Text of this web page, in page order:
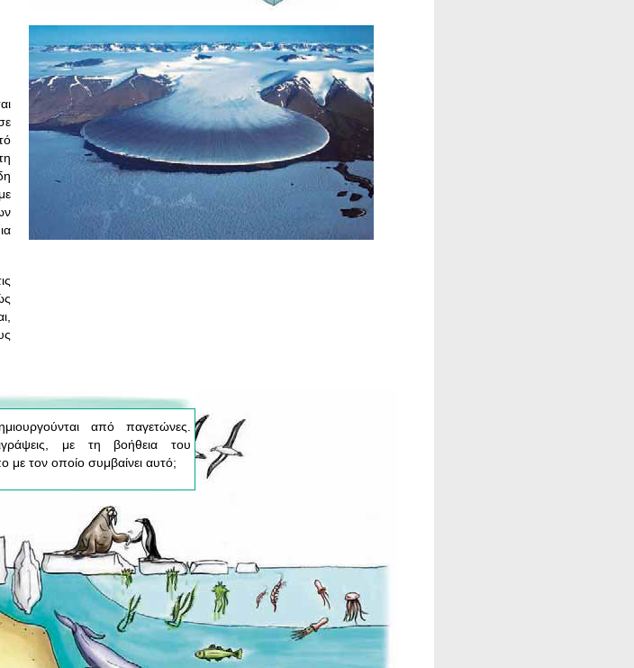
από παγετώνες.
με τη βοήθεια του
με τον οποίο συμβαίνει αυτό;